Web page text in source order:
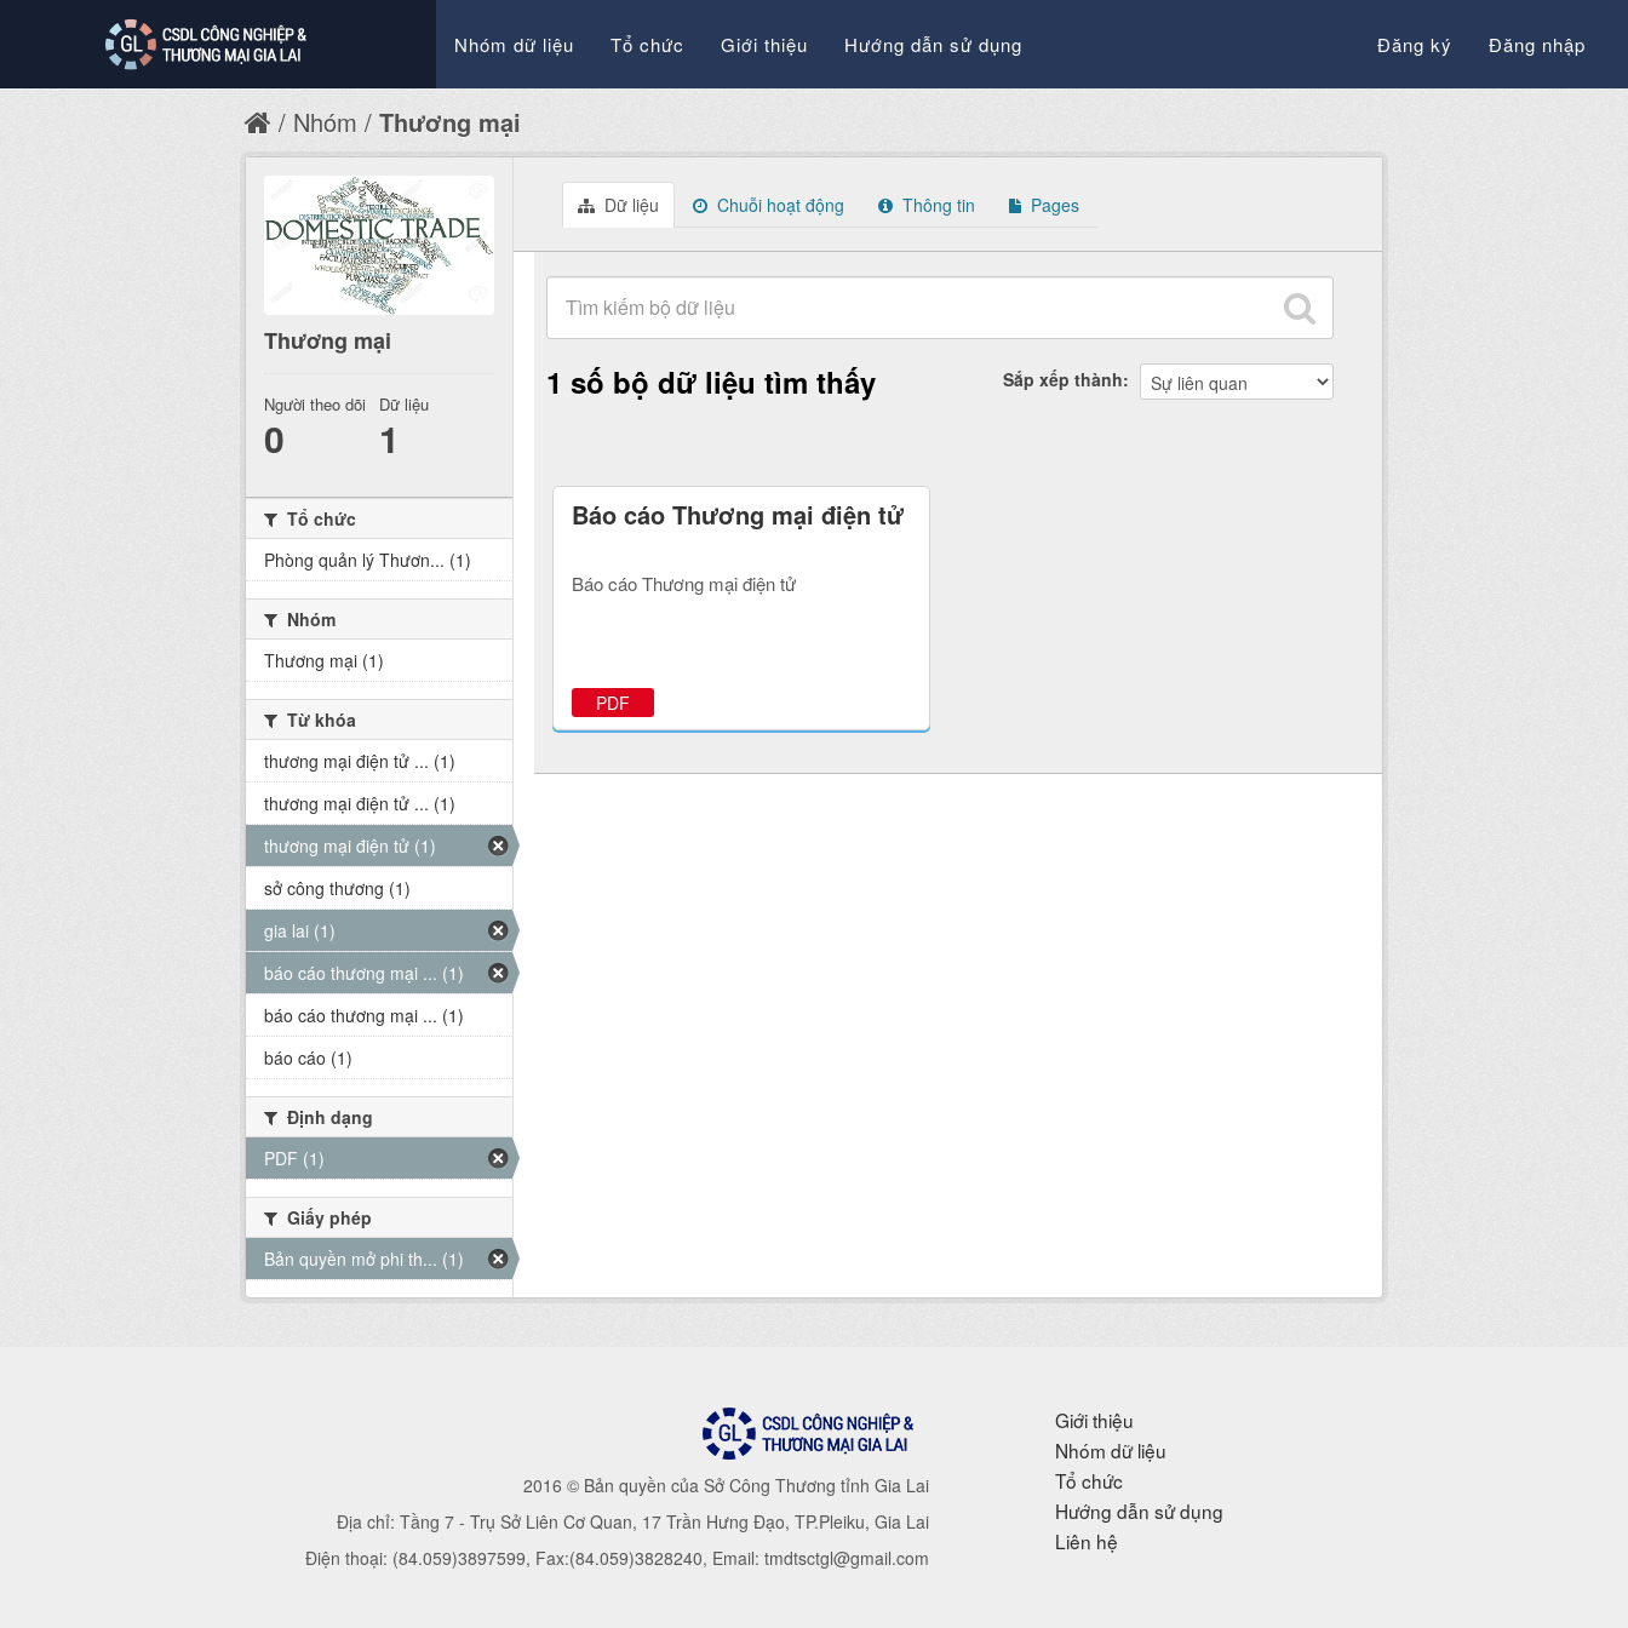
Nhóm dữ liệu Tổ chức Giới thiệu Hướng dẫn sử dụng Đăng ký Đăng nhập
Nhóm Thương mại
Dữ liệu Chuỗi hoạt động Thông tin Pages
Sắp xếp thành
1 số bộ dữ liệu tìm thấy
Báo cáo Thương mại điện tử
Báo cáo Thương mại điện tử
PDF
Thương mại
Người theo dõi
0
Dữ liệu
1
Tổ chức
Phòng quản lý Thươn... (1)
Nhóm
Thương mại (1)
Từ khóa
thương mại điện tử ... (1)
thương mại điện tử ... (1)
thương mại điện tử (1)
sở công thương (1)
gia lai (1)
báo cáo thương mại ... (1)
báo cáo thương mại ... (1)
báo cáo (1)
Định dạng
PDF (1)
Giấy phép
Bản quyền mở phi th... (1)
2016 © Bản quyền của Sở Công Thương tỉnh Gia Lai
Địa chỉ: Tầng 7 - Trụ Sở Liên Cơ Quan, 17 Trần Hưng Đạo, TP.Pleiku, Gia Lai
Điện thoại: (84.059)3897599, Fax:(84.059)3828240, Email: tmdtsctgl@gmail.com
Giới thiệu
Nhóm dữ liệu
Tổ chức
Hướng dẫn sử dụng
Liên hệ